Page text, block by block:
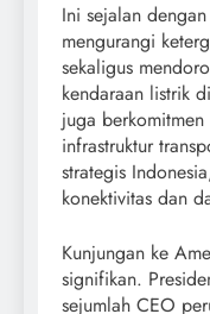
Ini sejalan
mengurangi
sekaligus
kendaraan listrik
juga
infrastruktur
strategis
konektivitas dan
Kunjungan ke
signifikan.
sejumlah CEO